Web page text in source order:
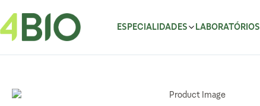
ESPECIALIDADES
LABORATÓRIOS